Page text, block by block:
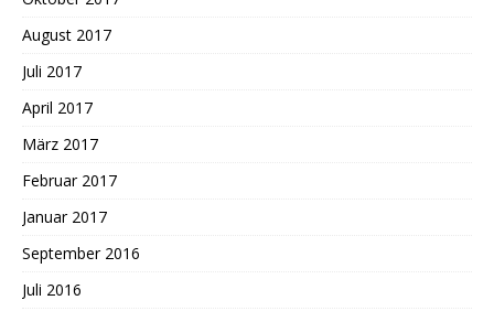
August 2017
Juli 2017
April 2017
März 2017
Februar 2017
Januar 2017
September 2016
Juli 2016